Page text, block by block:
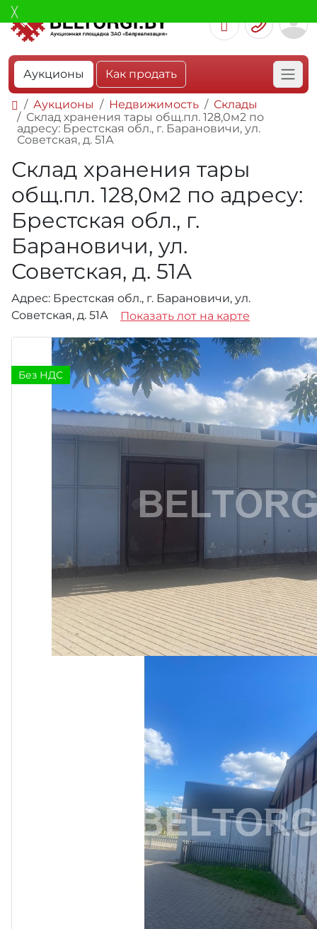
Аукционы Как продать
Аукционы Недвижимость
Склады
Склад хранения тары общ.пл. 128,0м2 по
адресу: Брестская обл., г. Барановичи, ул.
Советская, д. 51А
Склад хранения тары
общ.пл. 128,0м2 по адресу:
Брестская обл., г.
Барановичи, ул.
Советская, д. 51А
Адрес: Брестская обл., г. Барановичи, ул.
Советская, д. 51А
Показать лот на карте
Без НДС